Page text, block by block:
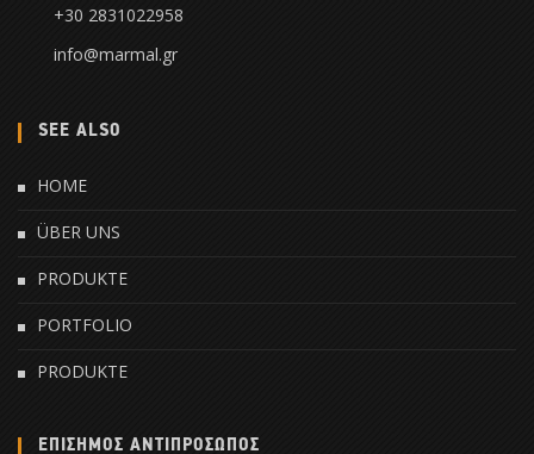
+30 2831022958
info@marmal.gr
SEE ALSO
HOME
ÜBER UNS
PRODUKTE
PORTFOLIO
PRODUKTE
ΕΠΙΣΗΜΟΣ ΑΝΤΙΠΡΟΣΩΠΟΣ